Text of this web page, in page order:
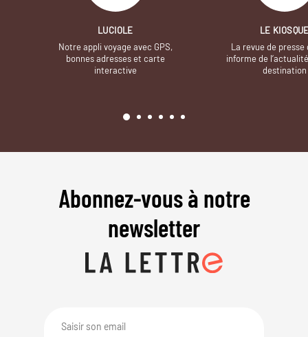
LUCIOLE
Notre appli voyage avec GPS,
bonnes adresses et carte
interactive
LE
La revue de presse
informe de
destination
Abonnez-vous à notre
newsletter